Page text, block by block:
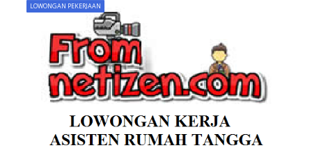
LOWONGAN PEKERJAAN